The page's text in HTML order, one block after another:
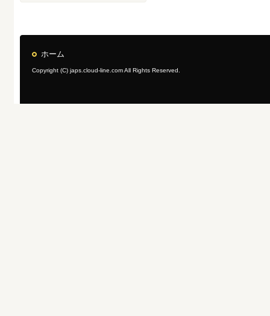
ホーム
Copyright (C) japs.cloud-line.com All Rights Reserved.